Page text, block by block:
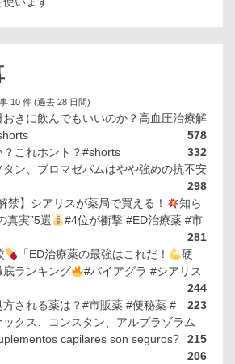
10 件 (過去 28 日間)
おきに飲んでもいいのか？高血圧治療解
578
？これホント？#shorts
332
タン、ブロマゼパムはやや強めの抗不安
298
禁】シアリスが薬局で買える！
知ら
真実”5選
#4位が衝撃 #ED治療薬 #市
281
「ED治療薬の最強はこれだ！
硬
底ランキング
#バイアグラ #シアリス
244
される薬は？#市販薬 #便秘薬 #
223
ックス、コンスタン、アルプラゾラム
215
capilares son seguros?
206